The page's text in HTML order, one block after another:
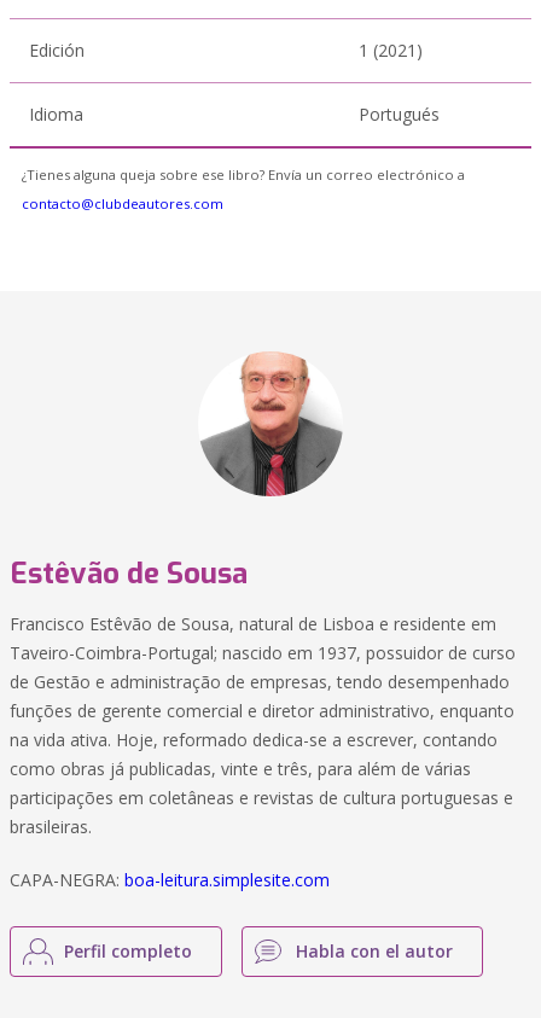
Edición 1 (2021)
Idioma Portugués
¿Tienes alguna queja sobre ese libro? Envía un correo electrónico a
contacto@clubdeautores.com
Estêvão de Sousa
Francisco Estêvão de Sousa, natural de Lisboa e residente em
Taveiro-Coimbra-Portugal; nascido em 1937, possuidor de curso
de Gestão e administração de empresas, tendo desempenhado
funções de gerente comercial e diretor administrativo, enquanto
na vida ativa. Hoje, reformado dedica-se a escrever, contando
como obras já publicadas, vinte e três, para além de várias
participações em coletâneas e revistas de cultura portuguesas e
brasileiras.
CAPA-NEGRA: boa-leitura.simplesite.com
Perfil completo Habla con el autor